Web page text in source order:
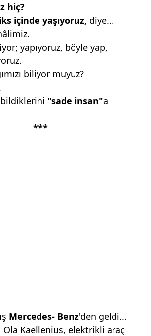
hiç?
içinde yaşıyoruz, diye...
yapıyoruz, böyle yap,
biliyor muyuz?
"sade insan"a
***
Mercedes- Benz'den geldi...
Ola Kaellenius, elektrikli araç